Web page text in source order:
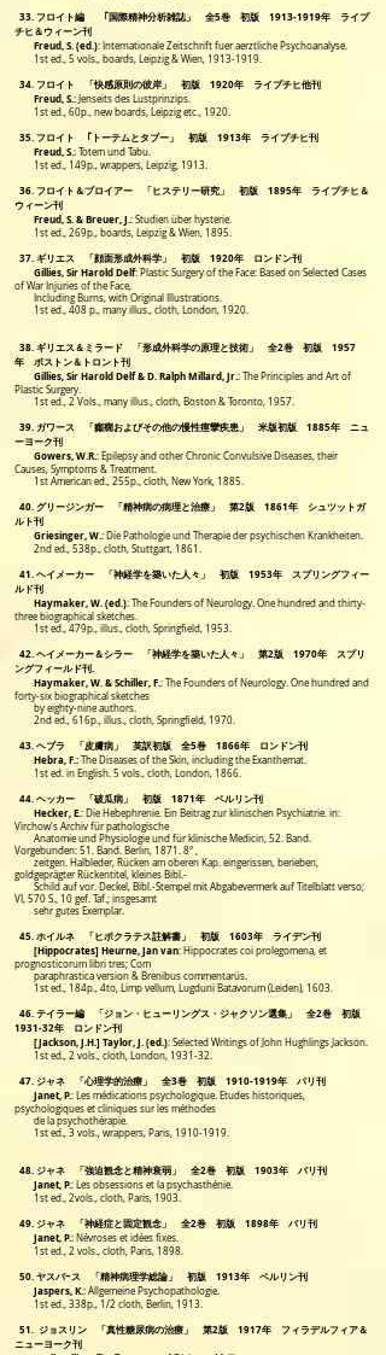
33. フロイト編 ｢国際精神分析雑誌」 全5巻 初版 1913-1919年 ライプ
チヒ＆ウィーン刊
Freud, S. (ed.): Internationale Zeitschrift fuer aerztliche Psychoanalyse.
1st ed., 5 vols., boards, Leipzig & Wien, 1913-1919.
34. フロイト 「快感原則の彼岸」 初版 1920年 ライプチヒ他刊
Freud, S.: Jenseits des Lustprinzips.
1st ed., 60p., new boards, Leipzig etc., 1920.
35. フロイト ｢トーテムとタブー」 初版 1913年 ライプチヒ刊
Freud, S.: Totem und Tabu.
1st ed., 149p., wrappers, Leipzig, 1913.
36. フロイト＆ブロイアー 「ヒステリー研究」 初版 1895年 ライプチヒ＆
ウィーン刊
Freud, S. & Breuer, J.: Studien über hysterie.
1st ed., 269p., boards, Leipzig & Wien, 1895.
37. ギリエス 「顔面形成外科学」 初版 1920年 ロンドン刊
Gillies, Sir Harold Delf: Plastic Surgery of the Face: Based on Selected Cases
of War Injuries of the Face,
Including Burns, with Original Illustrations.
1st ed., 408 p., many illus., cloth, London, 1920.
38. ギリエス＆ミラード 「形成外科学の原理と技術」 全2巻 初版 1957
年 ボストン＆トロント刊
Gillies, Sir Harold Delf & D. Ralph Millard, Jr.: The Principles and Art of
Plastic Surgery.
1st ed., 2 Vols., many illus., cloth, Boston & Toronto, 1957.
39. ガワース 「癲癇およびその他の慢性痙攣疾患」 米版初版 1885年 ニュ
ーヨーク刊
Gowers, W.R.: Epilepsy and other Chronic Convulsive Diseases, their
Causes, Symptoms & Treatment.
1st American ed., 255p., cloth, New York, 1885.
40. グリージンガー 「精神病の病理と治療」 第2版 1861年 シュツットガ
ルト刊
Griesinger, W.: Die Pathologie und Therapie der psychischen Krankheiten.
2nd ed., 538p., cloth, Stuttgart, 1861.
41. ヘイメーカー 「神経学を築いた人々」 初版 1953年 スプリングフィー
ルド刊
Haymaker, W. (ed.): The Founders of Neurology. One hundred and thirty-
three biographical sketches.
1st ed., 479p., illus., cloth, Springfield, 1953.
42. ヘイメーカー＆シラー 「神経学を築いた人々」 第2版 1970年 スプリ
ングフィールド刊.
Haymaker, W. & Schiller, F.: The Founders of Neurology. One hundred and
forty-six biographical sketches
by eighty-nine authors.
2nd ed., 616p., illus., cloth, Springfield, 1970.
43. ヘブラ 「皮膚病」 英訳初版 全5巻 1866年 ロンドン刊
Hebra, F.: The Diseases of the Skin, including the Exanthemat.
1st ed. in English. 5 vols., cloth, London, 1866.
44. ヘッカー 「破瓜病」 初版 1871年 ベルリン刊
Hecker, E.: Die Hebephrenie. Ein Beitrag zur klinischen Psychiatrie. in:
Virchow's Archiv für pathologische
Anatomie und Physiologie und für klinische Medicin, 52. Band.
Vorgebunden: 51. Band. Berlin, 1871. 8º ,
zeitgen. Halbleder, Rücken am oberen Kap. eingerissen, berieben,
goldgeprägter Rückentitel, kleines Bibl.-
Schild auf vor. Deckel, Bibl.-Stempel mit Abgabevermerk auf Titelblatt verso;
VI, 570 S., 10 gef. Taf.; insgesamt
sehr gutes Exemplar.
45. ホイルネ 「ヒポクラテス註解書」 初版 1603年 ライデン刊
[Hippocrates] Heurne, Jan van: Hippocrates coi prolegomena, et
prognosticorum libri tres; Com
paraphrastica version & Brenibus commentarüs.
1st ed., 184p., 4to, Limp vellum, Lugduni Batavorum (Leiden), 1603.
46. テイラー編 「ジョン・ヒューリングス・ジャクソン選集」 全2巻 初版
1931-32年 ロンドン刊
[Jackson, J.H.] Taylor, J. (ed.): Selected Writings of John Hughlings Jackson.
1st ed., 2 vols., cloth, London, 1931-32.
47. ジャネ 「心理学的治療」 全3巻 初版 1910-1919年 パリ刊
Janet, P.: Les médications psychologique. Etudes historiques,
psychologiques et cliniques sur les méthodes
de la psychothérapie.
1st ed., 3 vols., wrappers, Paris, 1910-1919.
48. ジャネ 「強迫観念と精神衰弱」 全2巻 初版 1903年 パリ刊
Janet, P.: Les obsessions et la psychasthénie.
1st ed., 2vols., cloth, Paris, 1903.
49. ジャネ 「神経症と固定観念」 全2巻 初版 1898年 パリ刊
Janet, P.: Névroses et idées fixes.
1st ed., 2 vols., cloth, Paris, 1898.
50. ヤスパ−ス 「精神病理学総論」 初版 1913年 ベルリン刊
Jaspers, K.: Allgemeine Psychopathologie.
1st ed., 338p., 1/2 cloth, Berlin, 1913.
51. ジョスリン 「真性糖尿病の治療」 第2版 1917年 フィラデルフィア＆
ニューヨーク刊